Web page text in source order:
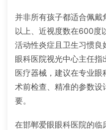
并非所有孩子都适合佩
以上、近视度数在600度
活动性炎症且卫生习惯良
眼科医院视光中心主任
医疗器械，建议在专业
术前检查、精准的参数设
要。
在邯郸爱眼眼科医院的临